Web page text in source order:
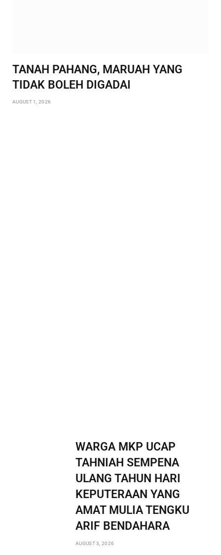
TANAH PAHANG, MARUAH YANG
TIDAK BOLEH DIGADAI
AUGUST 1, 2026
WARGA MKP UCAP
TAHNIAH SEMPENA
ULANG TAHUN HARI
KEPUTERAAN YANG
AMAT MULIA TENGKU
ARIF BENDAHARA
AUGUST 3, 2026